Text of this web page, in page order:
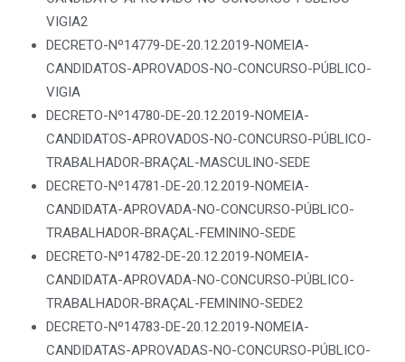
VIGIA2
DECRETO-Nº14779-DE-20.12.2019-NOMEIA-
CANDIDATOS-APROVADOS-NO-CONCURSO-PÚBLICO-
VIGIA
DECRETO-Nº14780-DE-20.12.2019-NOMEIA-
CANDIDATOS-APROVADOS-NO-CONCURSO-PÚBLICO-
TRABALHADOR-BRAÇAL-MASCULINO-SEDE
DECRETO-Nº14781-DE-20.12.2019-NOMEIA-
CANDIDATA-APROVADA-NO-CONCURSO-PÚBLICO-
TRABALHADOR-BRAÇAL-FEMININO-SEDE
DECRETO-Nº14782-DE-20.12.2019-NOMEIA-
CANDIDATA-APROVADA-NO-CONCURSO-PÚBLICO-
TRABALHADOR-BRAÇAL-FEMININO-SEDE2
DECRETO-Nº14783-DE-20.12.2019-NOMEIA-
CANDIDATAS-APROVADAS-NO-CONCURSO-PÚBLICO-